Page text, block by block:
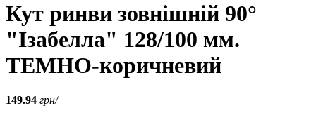
Кут ринви зовнішній 90°
"Ізабелла" 128/100 мм.
ТЕМНО-коричневий
149.94 грн/